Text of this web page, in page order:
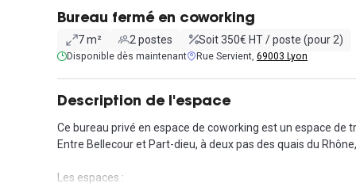
Bureau fermé en coworking
7 m² 2 postes Soit 350€ HT / poste (pour 2)
Disponible dès maintenant Rue Servient, 69003 Lyon
Description de l'espace
Ce bureau privé en espace de coworking est un espace de
Entre Bellecour et Part-dieu, à deux pas des quais du
Les espaces :